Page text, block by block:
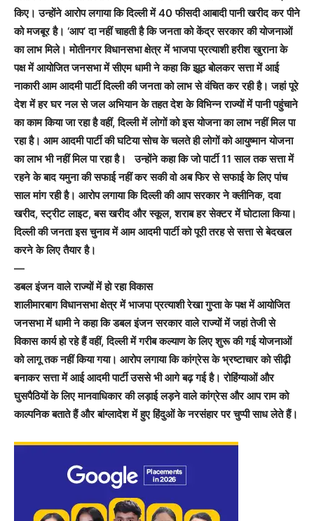
किए। उन्होंने आरोप लगाया कि दिल्ली में 40 फीसदी आबादी पानी खरीद कर पीने
को मजबूर है। ‘आप’ दा नहीं चाहती है कि जनता को केंद्र सरकार की योजनाओं
का लाभ मिले। मोतीनगर विधानसभा क्षेत्र में भाजपा प्रत्याशी हरीश खुराना के
पक्ष में आयोजित जनसभा में सीएम धामी ने कहा कि झूठ बोलकर सत्ता में आई
नाकारी आम आदमी पार्टी दिल्ली की जनता को लाभ से वंचित कर रही है। जहां पूरे
देश में हर घर नल से जल अभियान के तहत देश के विभिन्न राज्यों में पानी पहुंचाने
का काम किया जा रहा है वहीं, दिल्ली में लोगों को इस योजना का लाभ नहीं मिल पा
रहा है। आम आदमी पार्टी की घटिया सोच के चलते ही लोगों को आयुष्मान योजना
का लाभ भी नहीं मिल पा रहा है। उन्होंने कहा कि जो पार्टी 11 साल तक सत्ता में
रहने के बाद यमुना की सफाई नहीं कर सकी वो अब फिर से सफाई के लिए पांच
साल मांग रही है। आरोप लगाया कि दिल्ली की आप सरकार ने क्लीनिक, दवा
खरीद, स्ट्रीट लाइट, बस खरीद और स्कूल, शराब हर सेक्टर में घोटाला किया।
दिल्ली की जनता इस चुनाव में आम आदमी पार्टी को पूरी तरह से सत्ता से बेदखल
करने के लिए तैयार है।
—
डबल इंजन वाले राज्यों में हो रहा विकास
शालीमारबाग विधानसभा क्षेत्र में भाजपा प्रत्याशी रेखा गुप्ता के पक्ष में आयोजित
जनसभा में धामी ने कहा कि डबल इंजन सरकार वाले राज्यों में जहां तेजी से
विकास कार्य हो रहे हैं वहीं, दिल्ली में गरीब कल्याण के लिए शुरू की गई योजनाओं
को लागू तक नहीं किया गया। आरोप लगाया कि कांग्रेस के भ्रष्टाचार को सीढ़ी
बनाकर सत्ता में आई आदमी पार्टी उससे भी आगे बढ़ गई है। रोहिंग्याओं और
घुसपैठियों के लिए मानवाधिकार की लड़ाई लड़ने वाले कांग्रेस और आप राम को
काल्पनिक बताते हैं और बांग्लादेश में हुए हिंदुओं के नरसंहार पर चुप्पी साध लेते हैं।